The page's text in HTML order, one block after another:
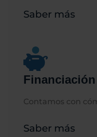
Saber más
Financiación
Contamos con
Saber más